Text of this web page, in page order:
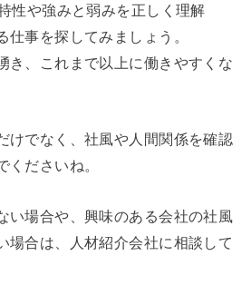
性や強みと弱みを正しく理解
仕事を探してみましょう。
き、これまで以上に働きやすくな
けでなく、社風や人間関係を確認
くださいね。
い場合や、興味のある会社の社風
場合は、人材紹介会社に相談して